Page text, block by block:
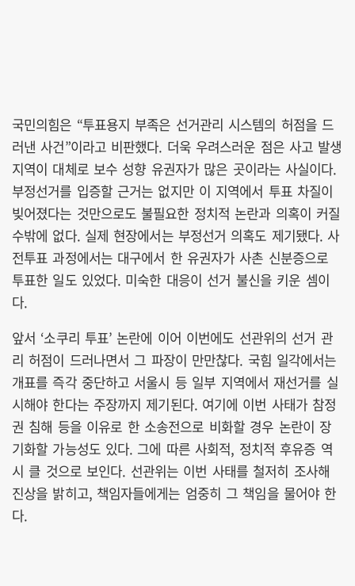
국민의힘은 “투표용지 부족은 선거관리 시스템의 허점을 드
러낸 사건”이라고 비판했다. 더욱 우려스러운 점은 사고 발생
지역이 대체로 보수 성향 유권자가 많은 곳이라는 사실이다.
부정선거를 입증할 근거는 없지만 이 지역에서 투표 차질이
빚어졌다는 것만으로도 불필요한 정치적 논란과 의혹이 커질
수밖에 없다. 실제 현장에서는 부정선거 의혹도 제기됐다. 사
전투표 과정에서는 대구에서 한 유권자가 사촌 신분증으로
투표한 일도 있었다. 미숙한 대응이 선거 불신을 키운 셈이
다.
앞서 ‘소쿠리 투표’ 논란에 이어 이번에도 선관위의 선거 관
리 허점이 드러나면서 그 파장이 만만찮다. 국힘 일각에서는
개표를 즉각 중단하고 서울시 등 일부 지역에서 재선거를 실
시해야 한다는 주장까지 제기된다. 여기에 이번 사태가 참정
권 침해 등을 이유로 한 소송전으로 비화할 경우 논란이 장
기화할 가능성도 있다. 그에 따른 사회적, 정치적 후유증 역
시 클 것으로 보인다. 선관위는 이번 사태를 철저히 조사해
진상을 밝히고, 책임자들에게는 엄중히 그 책임을 물어야 한
다.